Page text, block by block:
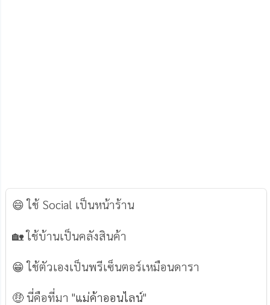
😄 ใช้ Social เป็นหน้าร้าน
🏡 ใช้บ้านเป็นคลังสินค้า
😁 ใช้ตัวเองเป็นพรีเซ็นตอร์เหมือนดารา
🤑 นี่คือที่มา "แม่ค้าออนไลน์"